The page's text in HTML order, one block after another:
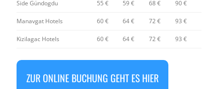
Side Gündogdu 55 € 59 € 68 € 90 €
Manavgat Hotels 60 € 64 € 72 € 93 €
Kizilagac Hotels 60 € 64 € 72 € 93 €
ZUR ONLINE BUCHUNG GEHT ES HIER